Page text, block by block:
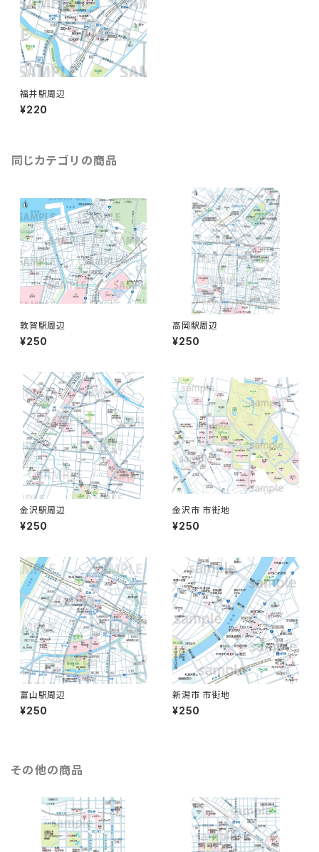
福井駅周辺
¥220
同じカテゴリの商品
敦賀駅周辺
¥250
高岡駅周辺
¥250
金沢駅周辺
¥250
金沢市 市街地
¥250
富山駅周辺
¥250
新潟市 市街地
¥250
その他の商品